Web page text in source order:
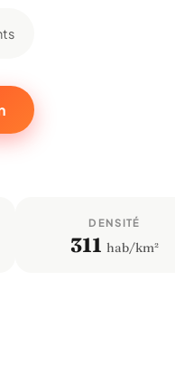
DENSITÉ
311 hab/km²